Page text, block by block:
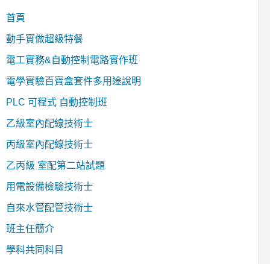
首頁
動手實做超級特餐
電工實務&自動控制電路實作班
電學實驗百寶盒套件多用途說明
PLC 可程式 自動控制班
乙級室內配線技術士
丙級室內配線技術士
乙丙級 室配第二站試題
用電設備檢驗技術士
自來水管配管技術士
班主任簡介
學科共同科目